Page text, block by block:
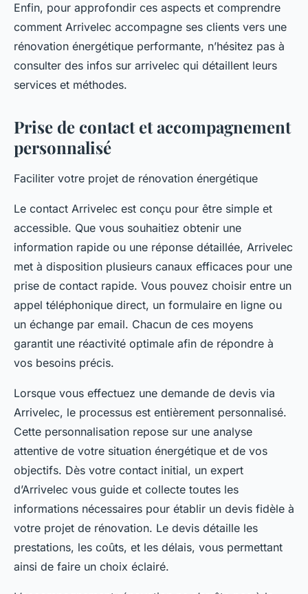
Enfin, pour approfondir ces aspects et comprendre
comment Arrivelec accompagne ses clients vers une
rénovation énergétique performante, n’hésitez pas à
consulter des infos sur arrivelec qui détaillent leurs
services et méthodes.
Prise de contact et accompagnement
personnalisé
Faciliter votre projet de rénovation énergétique
Le contact Arrivelec est conçu pour être simple et
accessible. Que vous souhaitiez obtenir une
information rapide ou une réponse détaillée, Arrivelec
met à disposition plusieurs canaux efficaces pour une
prise de contact rapide. Vous pouvez choisir entre un
appel téléphonique direct, un formulaire en ligne ou
un échange par email. Chacun de ces moyens
garantit une réactivité optimale afin de répondre à
vos besoins précis.
Lorsque vous effectuez une demande de devis via
Arrivelec, le processus est entièrement personnalisé.
Cette personnalisation repose sur une analyse
attentive de votre situation énergétique et de vos
objectifs. Dès votre contact initial, un expert
d’Arrivelec vous guide et collecte toutes les
informations nécessaires pour établir un devis fidèle à
votre projet de rénovation. Le devis détaille les
prestations, les coûts, et les délais, vous permettant
ainsi de faire un choix éclairé.